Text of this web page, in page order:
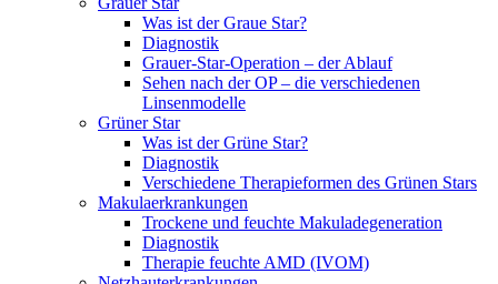
Was ist der Graue Star?
Diagnostik
Grauer-Star-Operation – der Ablauf
Sehen nach der OP – die verschiedenen
Linsenmodelle
Grüner Star
Was ist der Grüne Star?
Diagnostik
Verschiedene Therapieformen des Grünen Stars
Makulaerkrankungen
Trockene und feuchte Makuladegeneration
Diagnostik
Therapie feuchte AMD (IVOM)